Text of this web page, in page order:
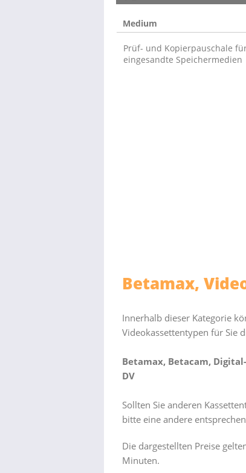
Medium
Prüf- und Kopierpauschale
eingesandte Speichermedien
Betamax,
Innerhalb dieser Kategorie
Videokassettentypen für Sie
Betamax, Betacam,
DV
Sollten Sie anderen
bitte eine andere
Die dargestellten Preise
Minuten.